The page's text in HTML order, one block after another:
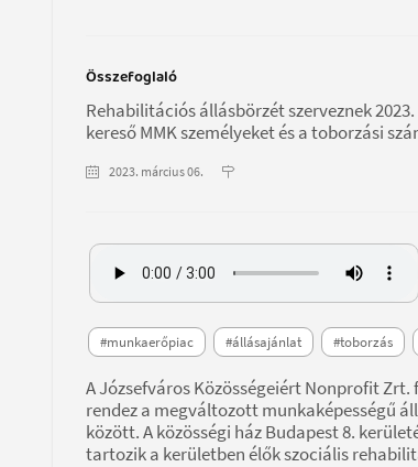
Összefoglaló
Rehabilitációs állásbörzét szerveznek
kereső MMK személyeket és a toborzási
2023. március 06.
#munkaerőpiac #állásajánlat #toborzás
A Józsefváros Közösségeiért Nonprofit
rendez a megváltozott munkaképességű
között. A közösségi ház Budapest 8.
tartozik a kerületben élők szociális